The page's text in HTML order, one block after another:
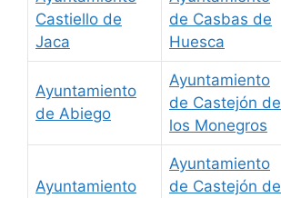
Castiello de
Jaca
de Casbas de
Huesca
Ayuntamiento
de Abiego
Ayuntamiento
de Castejón de
los Monegros
Ayuntamiento
Ayuntamiento
de Castejón de